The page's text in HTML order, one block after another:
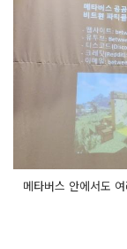
메타버스 안에서도